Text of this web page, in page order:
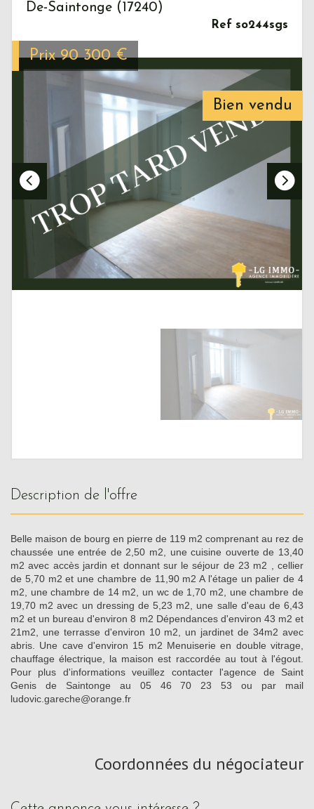
Bien vendu
De-Saintonge (17240)
Ref so244sgs
Prix 90 300 €
description de l'offre
Belle maison de bourg en pierre de 119 m2 comprenant au rez de
chaussée une entrée de 2,50 m2, une cuisine ouverte de 13,40
m2 avec accès jardin et donnant sur le séjour de 23 m2 , cellier
de 5,70 m2 et une chambre de 11,90 m2 A l'étage un palier de 4
m2, une chambre de 14 m2, un wc de 1,70 m2, une chambre de
19,70 m2 avec un dressing de 5,23 m2, une salle d'eau de 6,43
m2 et un bureau d'environ 8 m2 Dépendances d'environ 43 m2 et
21m2, une terrasse d'environ 10 m2, un jardinet de 34m2 avec
abris. Une cave d'environ 15 m2 Menuiserie en double vitrage,
chauffage électrique, la maison est raccordée au tout à l'égout.
Pour plus d'informations veuillez contacter l'agence de Saint
Genis de Saintonge au 05 46 70 23 53 ou par mail
ludovic.gareche@orange.fr
Coordonnées du négociateur